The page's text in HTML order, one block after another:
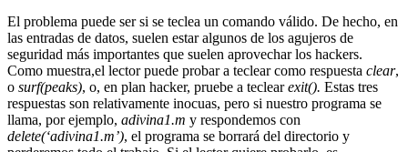
El problema puede ser si se teclea un comando válido. De hecho, en
las entradas de datos, suelen estar algunos de los agujeros de
seguridad más importantes que suelen aprovechar los hackers.
Como muestra,el lector puede probar a teclear como respuesta clear,
o surf(peaks), o, en plan hacker, pruebe a teclearexit(). Estas tres
respuestas son relativamente inocuas, pero si nuestro programa se
llama, por ejemplo, adivina1.m y respondemos con
delete(‘adivina1.m’), el programa se borrará del directorio y